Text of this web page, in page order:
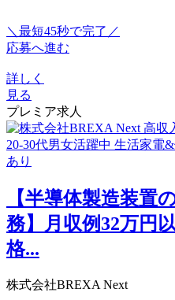
＼最短45秒で完了／
応募へ進む
詳しく
見る
プレミア求人
【半導体製造装置
務】月収例32万円
格...
株式会社BREXA Next